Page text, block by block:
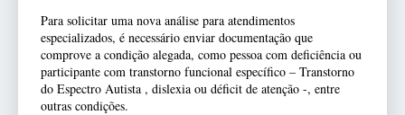
Para solicitar uma nova análise para atendimentos
especializados, é necessário enviar documentação que
comprove a condição alegada, como pessoa com deficiência ou
participante com transtorno funcional específico – Transtorno
do Espectro Autista , dislexia ou déficit de atenção -, entre
outras condições.